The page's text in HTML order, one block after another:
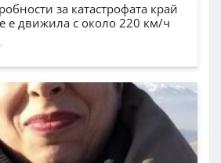
за катастрофата край
е движила с около 220 км/ч